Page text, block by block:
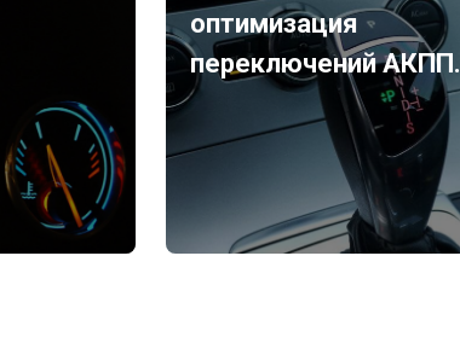
оптимизация
переключений АКПП.